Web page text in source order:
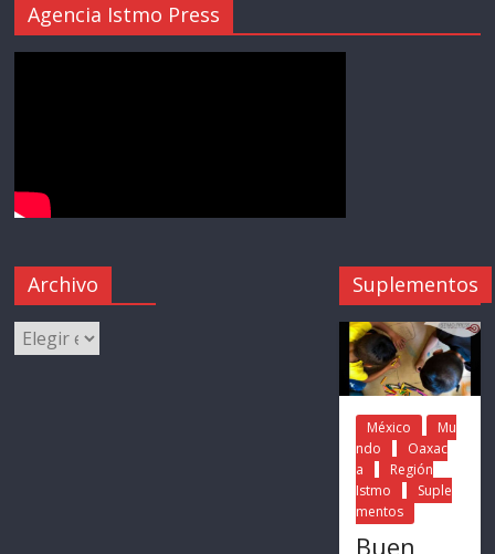
Agencia Istmo Press
Archivo Suplementos
México
Mu
ndo
Oaxac
a
Región
Istmo
Suple
mentos
Buen